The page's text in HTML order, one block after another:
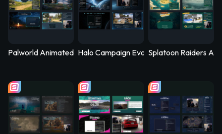
Palworld Animated Stream Overlay – PalSync
Halo Campaign Evolved Animated
Splatoon Raiders